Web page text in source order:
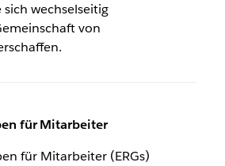
wechselseitig
von
für Mitarbeiter
für Mitarbeiter (ERGs)